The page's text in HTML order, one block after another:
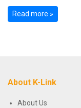
Read more »
About K-Link
About Us